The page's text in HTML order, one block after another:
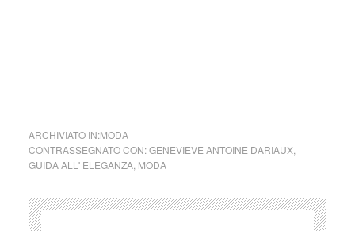
ARCHIVIATO IN:MODA
CONTRASSEGNATO CON:GENEVIEVE ANTOINE DARIAUX,
GUIDA ALL' ELEGANZA, MODA